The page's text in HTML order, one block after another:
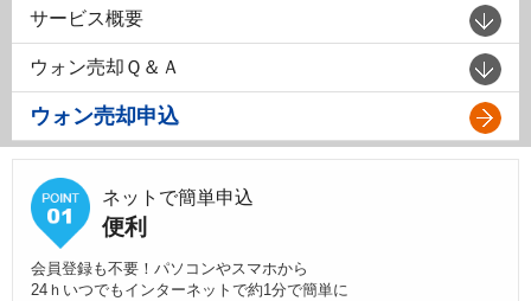
サービス概要
ウォン売却Ｑ＆Ａ
ウォン売却申込
ネットで簡単申込
便利
会員登録も不要！パソコンやスマホから
24ｈいつでもインターネットで約1分で簡単に